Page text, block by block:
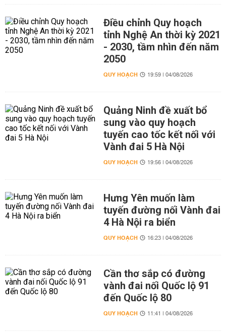
Điều chỉnh Quy hoạch
tỉnh Nghệ An thời kỳ 2021
- 2030, tầm nhìn đến năm
2050
QUY HOẠCH 19:59 | 04/08/2026
Quảng Ninh đề xuất bổ
sung vào quy hoạch
tuyến cao tốc kết nối với
Vành đai 5 Hà Nội
QUY HOẠCH 19:56 | 04/08/2026
Hưng Yên muốn làm
tuyến đường nối Vành đai
4 Hà Nội ra biển
QUY HOẠCH 16:23 | 04/08/2026
Cần thơ sắp có đường
vành đai nối Quốc lộ 91
đến Quốc lộ 80
QUY HOẠCH 11:41 | 04/08/2026